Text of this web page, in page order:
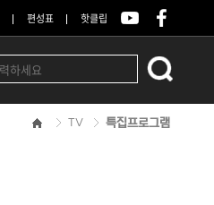
편성표 핫클립
TV 특집프로그램